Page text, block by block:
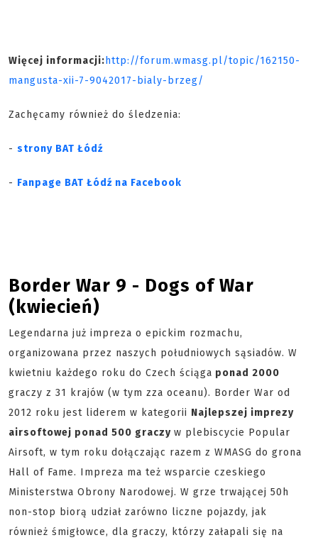
Więcej informacji: http://forum.wmasg.pl/topic/162150-
mangusta-xii-7-9042017-bialy-brzeg/
Zachęcamy również do śledzenia:
- strony BAT Łódź
- Fanpage BAT Łódź na Facebook
Border War 9 - Dogs of War
(kwiecień)
Legendarna już impreza o epickim rozmachu,
organizowana przez naszych południowych sąsiadów. W
kwietniu każdego roku do Czech ściąga ponad 2000
graczy z 31 krajów (w tym zza oceanu). Border War od
2012 roku jest liderem w kategorii Najlepszej imprezy
airsoftowej ponad 500 graczy w plebiscycie Popular
Airsoft, w tym roku dołączając razem z WMASG do grona
Hall of Fame. Impreza ma też wsparcie czeskiego
Ministerstwa Obrony Narodowej. W grze trwającej 50h
non-stop biorą udział zarówno liczne pojazdy, jak
również śmigłowce, dla graczy, którzy załapali się na